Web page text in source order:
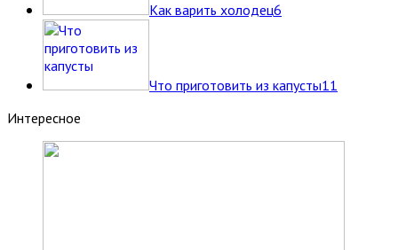
Как варить холодец6
Что приготовить из капусты11
Интересное